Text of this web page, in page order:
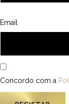
Email
Concordo com a